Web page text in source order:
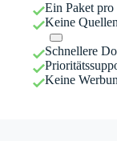
Ein Paket pro
Keine
Schnellere
Keine